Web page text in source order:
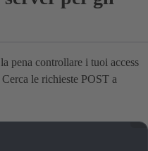
pena controllare i tuoi access
le richieste POST a